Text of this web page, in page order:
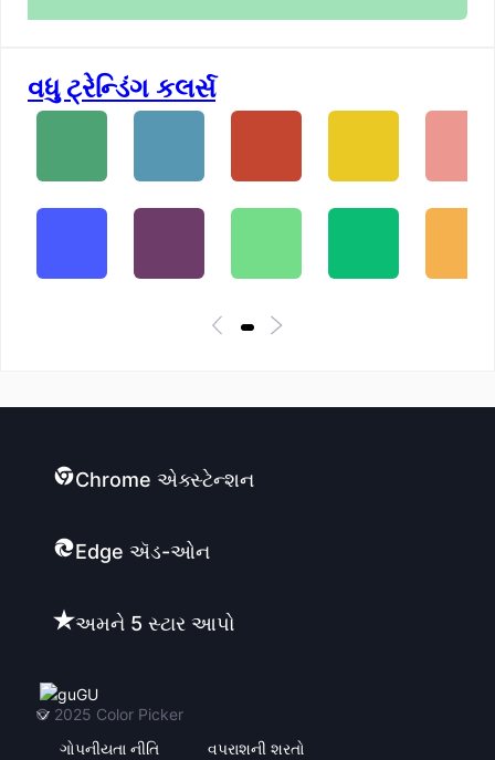
વધુ ટ્રેન્ડિંગ કલર્સ
Chrome એક્સ્ટેન્શન
Edge ઍડ-ઓન
અમને 5 સ્ટાર આપો
GU
© 2025 Color Picker
ગોપનીયતા નીતિ
વપરાશની શરતો